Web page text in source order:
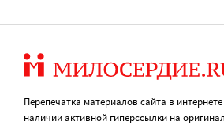
Перепечатка материалов сайта в
наличии активной гиперссылки на